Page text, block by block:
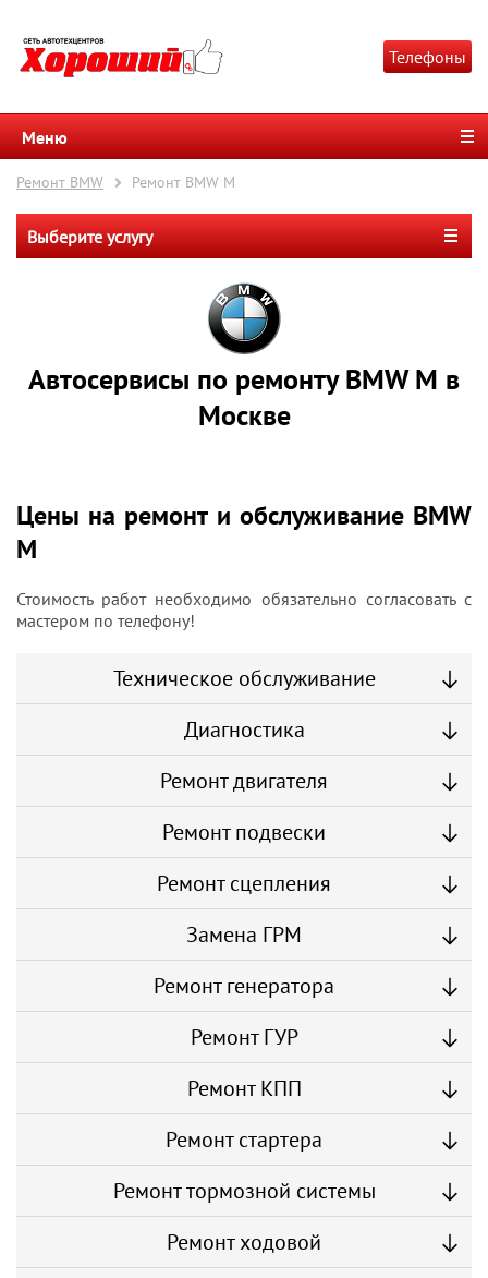
Телефоны
Меню
Ремонт BMW Ремонт BMW M
Выберите услугу
Автосервисы по ремонту BMW M в
Москве
Цены на ремонт и обслуживание BMW
M
Стоимость работ необходимо обязательно согласовать с
мастером по телефону!
Техническое обслуживание
Диагностика
Ремонт двигателя
Ремонт подвески
Ремонт сцепления
Замена ГРМ
Ремонт генератора
Ремонт ГУР
Ремонт КПП
Ремонт стартера
Ремонт тормозной системы
Ремонт ходовой